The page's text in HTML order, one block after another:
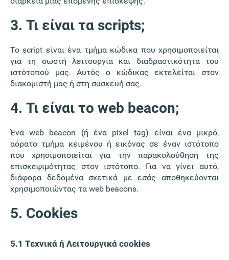
3. Τι είναι τα scripts;
Το script είναι ένα τμήμα κώδικα που χρησιμοποιείται
για τη σωστή λειτουργία και διαδραστικότητα του
ιστότοπού μας. Αυτός ο κώδικας εκτελείται στον
διακομιστή μας ή στη συσκευή σας.
4. Τι είναι το web beacon;
Ένα web beacon (ή ένα pixel tag) είναι ένα μικρό,
αόρατο τμήμα κειμένου ή εικόνας σε έναν ιστότοπο
που χρησιμοποιείται για την παρακολούθηση της
επισκεψιμότητας στον ιστότοπο. Για να γίνει αυτό,
διάφορα δεδομένα σχετικά με εσάς αποθηκεύονται
χρησιμοποιώντας τα web beacons.
5. Cookies
5.1 Τεχνικά ή Λειτουργικά cookies